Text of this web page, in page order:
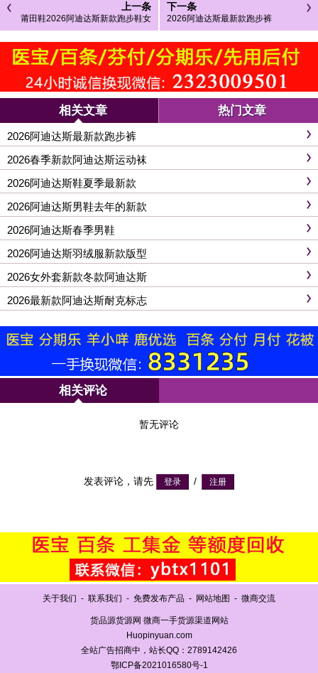
上一条
莆田鞋2026阿迪达斯新款跑步鞋女
下一条
2026阿迪达斯最新款跑步裤
相关文章 热门文章
2026阿迪达斯最新款跑步裤
2026春季新款阿迪达斯运动袜
2026阿迪达斯鞋夏季最新款
2026阿迪达斯男鞋去年的新款
2026阿迪达斯春季男鞋
2026阿迪达斯羽绒服新款版型
2026女外套新款冬款阿迪达斯
2026最新款阿迪达斯耐克标志
相关评论
暂无评论
发表评论，请先 /
关于我们 - 联系我们 - 免费发布产品 - 网站地图 - 微商交流
货品源货源网 微商一手货源渠道网站
Huopinyuan.com
全站广告招商中，站长QQ：2789142426
鄂ICP备2021016580号-1